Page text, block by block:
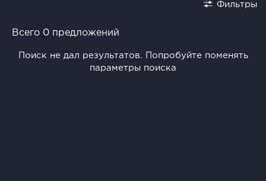
Фильтры
Всего 0 предложений
Поиск не дал результатов. Попробуйте поменять
параметры поиска